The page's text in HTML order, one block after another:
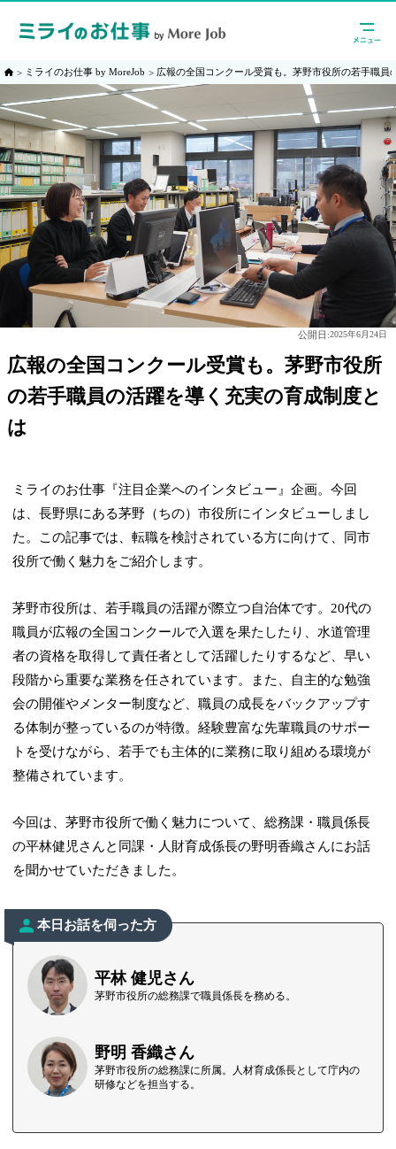
ミライのお仕事 by MoreJob 広報の全国コンクール受賞も。茅野市役所の若手職員
公開日:2025年6月24日
広報の全国コンクール受賞も。茅野市役所
の若手職員の活躍を導く充実の育成制度と
は
ミライのお仕事『注目企業へのインタビュー』企画。今回
は、長野県にある茅野（ちの）市役所にインタビューしまし
た。この記事では、転職を検討されている方に向けて、同市
役所で働く魅力をご紹介します。
茅野市役所は、若手職員の活躍が際立つ自治体です。20代の
職員が広報の全国コンクールで入選を果たしたり、水道管理
者の資格を取得して責任者として活躍したりするなど、早い
段階から重要な業務を任されています。また、自主的な勉強
会の開催やメンター制度など、職員の成長をバックアップす
る体制が整っているのが特徴。経験豊富な先輩職員のサポー
トを受けながら、若手でも主体的に業務に取り組める環境が
整備されています。
今回は、茅野市役所で働く魅力について、総務課・職員係長
の平林健児さんと同課・人財育成係長の野明香織さんにお話
を聞かせていただきました。
本日お話を伺った方
平林 健児さん
茅野市役所の総務課で職員係長を務める。
野明 香織さん
茅野市役所の総務課に所属。人材育成係長として庁内の
研修などを担当する。